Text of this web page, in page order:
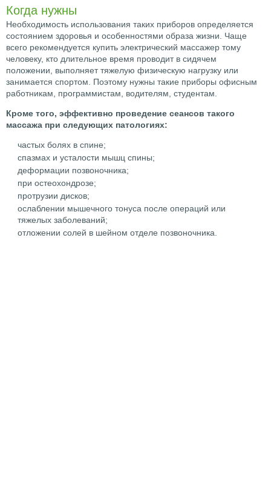
Когда нужны
Необходимость использования таких приборов определяется
состоянием здоровья и особенностями образа жизни. Чаще
всего рекомендуется купить электрический массажер тому
человеку, кто длительное время проводит в сидячем
положении, выполняет тяжелую физическую нагрузку или
занимается спортом. Поэтому нужны такие приборы офисным
работникам, программистам, водителям, студентам.
Кроме того, эффективно проведение сеансов такого
массажа при следующих патологиях:
частых болях в спине;
спазмах и усталости мышц спины;
деформации позвоночника;
при остеохондрозе;
протрузии дисков;
ослаблении мышечного тонуса после операций или
тяжелых заболеваний;
отложении солей в шейном отделе позвоночника.